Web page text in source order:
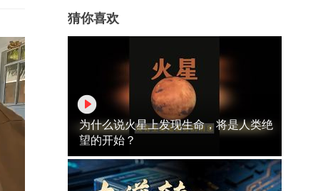
猜你喜欢
为什么说火星上发现生命，将是人类绝
望的开始？